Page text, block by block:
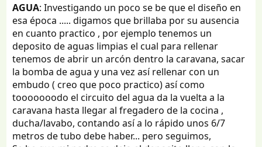
AGUA: Investigando un poco se be que el diseño en
esa época ..... digamos que brillaba por su ausencia
en cuanto practico , por ejemplo tenemos un
deposito de aguas limpias el cual para rellenar
tenemos de abrir un arcón dentro la caravana, sacar
la bomba de agua y una vez así rellenar con un
embudo ( creo que poco practico) así como
tooooooodo el circuito del agua da la vuelta a la
caravana hasta llegar al fregadero de la cocina ,
ducha/lavabo, contando así a lo rápido unos 6/7
metros de tubo debe haber... pero seguimos,